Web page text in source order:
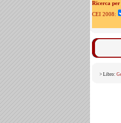
Ricerca
CEI 2008:
> Libro: